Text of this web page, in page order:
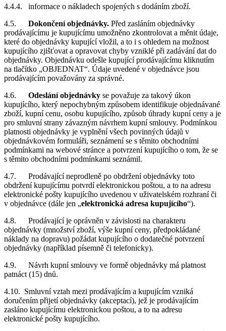
4.4.4. informace o nákladech spojených s dodáním zboží.
4.5. Dokončení objednávky. Před zasláním objednávky
prodávajícímu je kupujícímu umožněno zkontrolovat a měnit údaje,
které do objednávky kupující vložil, a to i s ohledem na možnost
kupujícího zjišťovat a opravovat chyby vzniklé při zadávání dat do
objednávky. Objednávku odešle kupující prodávajícímu kliknutím
na tlačítko „OBJEDNAT“. Údaje uvedené v objednávce jsou
prodávajícím považovány za správné.
4.6. Odeslání objednávky se považuje za takový úkon
kupujícího, který nepochybným způsobem identifikuje objednávané
zboží, kupní cenu, osobu kupujícího, způsob úhrady kupní ceny a je
pro smluvní strany závazným návrhem kupní smlouvy. Podmínkou
platnosti objednávky je vyplnění všech povinných údajů v
objednávkovém formuláři, seznámení se s těmito obchodními
podmínkami na webové stránce a potvrzení kupujícího o tom, že se
s těmito obchodními podmínkami seznámil.
4.7. Prodávající neprodleně po obdržení objednávky toto
obdržení kupujícímu potvrdí elektronickou poštou, a to na adresu
elektronické pošty kupujícího uvedenou v uživatelském rozhraní či
v objednávce (dále jen „elektronická adresa kupujícího“).
4.8. Prodávající je oprávněn v závislosti na charakteru
objednávky (množství zboží, výše kupní ceny, předpokládané
náklady na dopravu) požádat kupujícího o dodatečné potvrzení
objednávky (například písemně či telefonicky).
4.9. Návrh kupní smlouvy ve formě objednávky má platnost
patnáct (15) dnů.
4.10. Smluvní vztah mezi prodávajícím a kupujícím vzniká
doručením přijetí objednávky (akceptací), jež je prodávajícím
zasláno kupujícímu elektronickou poštou, a to na adresu
elektronické pošty kupujícího.